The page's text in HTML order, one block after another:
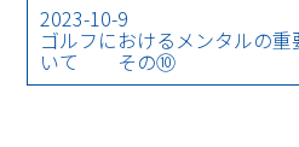
2023-10-9
ゴルフにおけるメンタルの
いて その⑩